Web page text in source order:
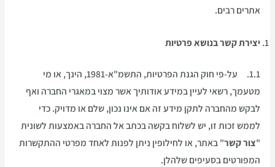
אתרים רבים.
יצירת קשר בנושא פרטיות
1.1. על-פי חוק הגנת הפרטיות, התשמ"א-1981, הינך, או מי
מטעמך, רשאי לעיין במידע אודותיך אשר מצוי במאגרי החברה ואף
לבקש מהחברה לתקן מידע זה אם אינו נכון, שלם או מדויק. כדי
לממש זכות זו, יש לשלוח בקשה בכתב אל החברה באמצעות לשונית
"צור קשר" באתר, או לחילופין ניתן לפנות לאחד מפרטי ההתקשרות
המפורטים בסעיפים שלהלן.